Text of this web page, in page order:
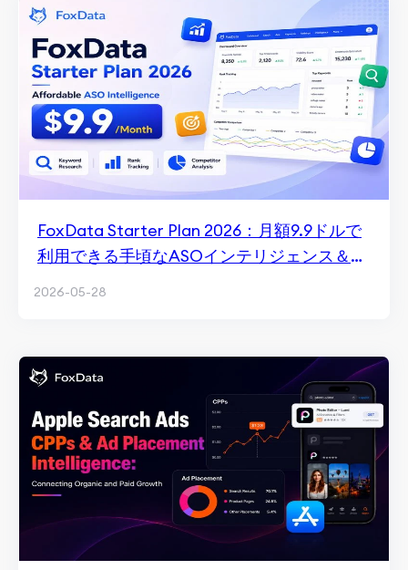
FoxData Starter Plan 2026：月額9.9ドルで
利用できる手頃なASOインテリジェンス＆キ
2026-05-28